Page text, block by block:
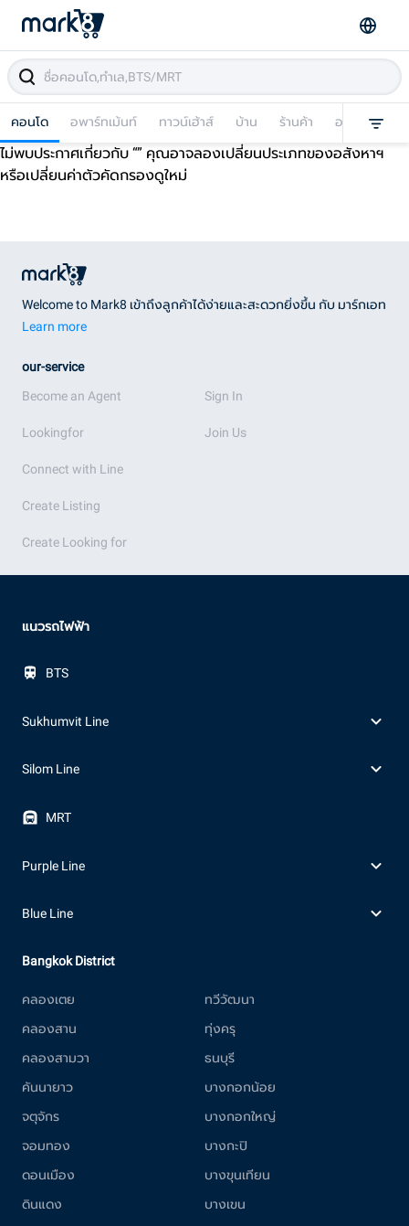
คอนโด อพาร์ทเม้นท์ ทาวน์เฮ้าส์ บ้าน ร้านค้า อาคารพาณิช
ไม่พบประกาศเกี่ยวกับ “” คุณอาจลองเปลี่ยนประเภทของอสังหาฯ
หรือเปลี่ยนค่าตัวคัดกรองดูใหม่
Welcome to Mark8 เข้าถึงลูกค้าได้ง่ายและสะดวกยิ่งขึ้น กับ มาร์กเอท
Learn more
our-service
Become an Agent
Lookingfor
Connect with Line
Create Listing
Create Looking for
Sign In
Join Us
แนวรถไฟฟ้า
BTS
Sukhumvit Line
Silom Line
MRT
Purple Line
Blue Line
Bangkok District
คลองเตย
คลองสาน
คลองสามวา
คันนายาว
จตุจักร
จอมทอง
ดอนเมือง
ดินแดง
ทวีวัฒนา
ทุ่งครุ
ธนบุรี
บางกอกน้อย
บางกอกใหญ่
บางกะปิ
บางขุนเทียน
บางเขน